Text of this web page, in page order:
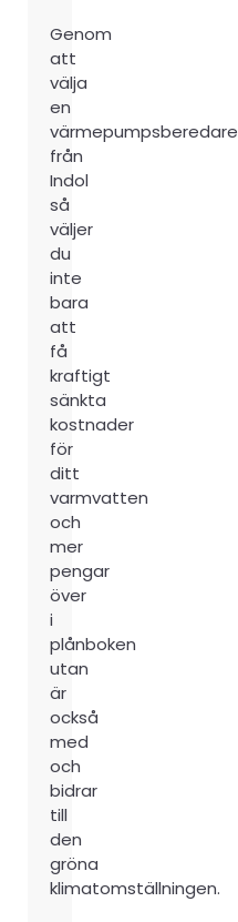
Genom
att
välja
en
värmepumpsberedare
från
Indol
så
väljer
du
inte
bara
att
få
kraftigt
sänkta
kostnader
för
ditt
varmvatten
och
mer
pengar
över
i
plånboken
utan
är
också
med
och
bidrar
till
den
gröna
klimatomställningen.